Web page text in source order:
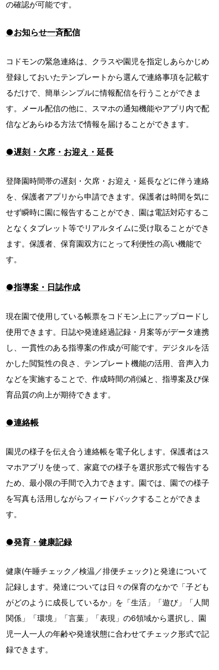
の確認が可能です。
●お知らせ一斉配信
コドモンの緊急連絡は、クラスや園児を指定しあらかじめ
登録しておいたテンプレートから選んで連絡事項を記載す
るだけで、簡単シンプルに情報配信を行うことができま
す。メール配信の他に、スマホの通知機能やアプリ内で配
信などあらゆる方法で情報を届けることができます。
●遅刻・欠席・お迎え・延長
登降園時間帯の遅刻・欠席・お迎え・延長などに伴う連絡
を、保護者アプリから申請できます。保護者は時間を気に
せず瞬時に園に報告することができ、園は電話対応するこ
となくタブレット等でリアルタイムに受け取ることができ
ます。保護者、保育園双方にとって利便性の高い機能で
す。
●指導案・日誌作成
現在園で使用している帳票をコドモン上にアップロードし
使用できます。日誌や発達経過記録・月案等がデータ連携
し、一貫性のある指導案の作成が可能です。デジタルを活
かした閲覧性の良さ、テンプレート機能の活用、音声入力
などを実施することで、作成時間の削減と、指導案及び保
育品質の向上が期待できます。
●連絡帳
園児の様子を伝え合う連絡帳を電子化します。保護者はス
マホアプリを使って、家庭での様子を選択形式で報告する
ため、最小限の手間で入力できます。園では、園での様子
を写真も活用しながらフィードバックすることができま
す。
●発育・健康記録
健康(午睡チェック／検温／排便チェック)と発達について
記録します。発達については日々の保育のなかで「子ども
がどのように成長しているか」を「生活」「遊び」「人間
関係」「環境」「言葉」「表現」の6領域から選択し、園
児一人一人の年齢や発達状態に合わせてチェック形式で記
録できます。